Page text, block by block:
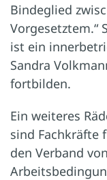
Bindeglied
Vorgesetztem.“
ist ein
Sandra
fortbilden.
Ein weiteres
sind Fachkräfte
den Verband